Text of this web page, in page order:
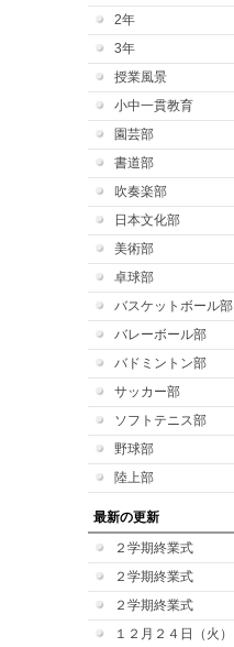
2年
3年
授業風景
小中一貫教育
園芸部
書道部
吹奏楽部
日本文化部
美術部
卓球部
バスケットボール部
バレーボール部
バドミントン部
サッカー部
ソフトテニス部
野球部
陸上部
最新の更新
２学期終業式
２学期終業式
２学期終業式
１２月２４日（火）